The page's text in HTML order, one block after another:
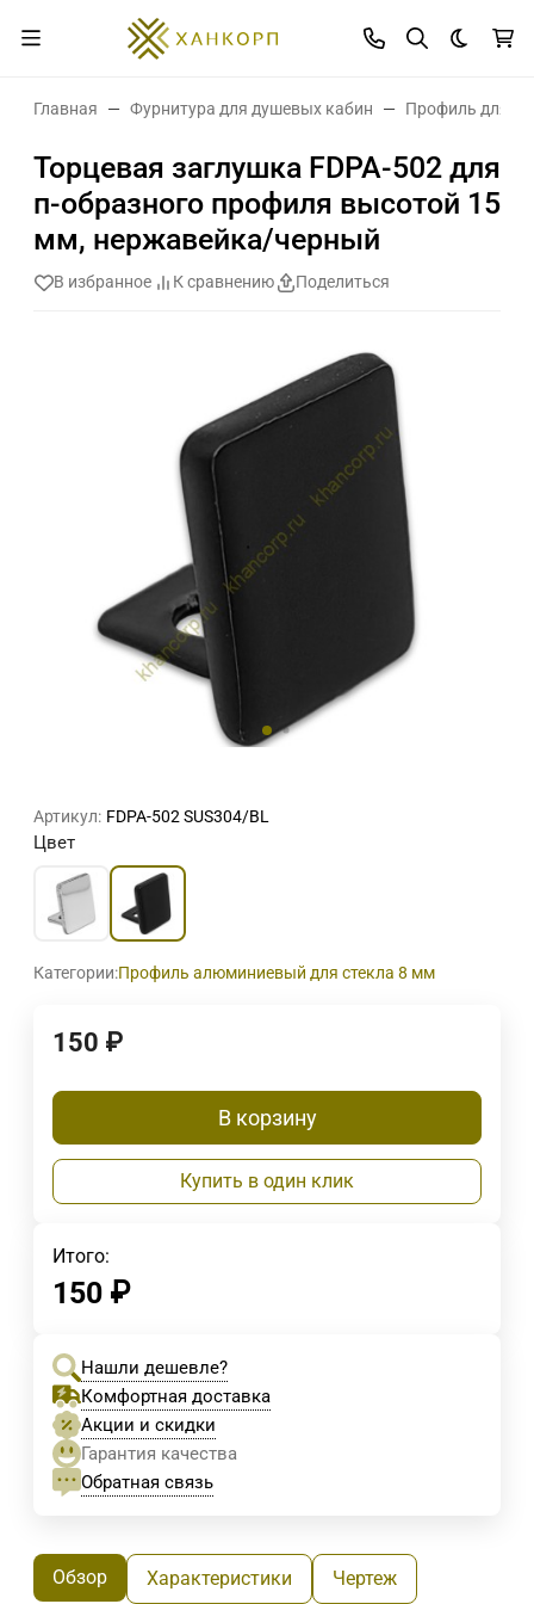
Темная
Главная Фурнитура для душевых кабин Профиль для
Торцевая заглушка FDPA-502 для
п-образного профиля высотой 15
мм, нержавейка/черный
В избранное К сравнению Поделиться
Артикул: FDPA-502 SUS304/BL
Цвет
Категории:Профиль алюминиевый для стекла 8 мм
150 ₽
В корзину
Купить в один клик
Итого:
150 ₽
Нашли дешевле?
Комфортная доставка
Акции и скидки
Гарантия качества
Обратная связь
Обзор Характеристики Чертеж